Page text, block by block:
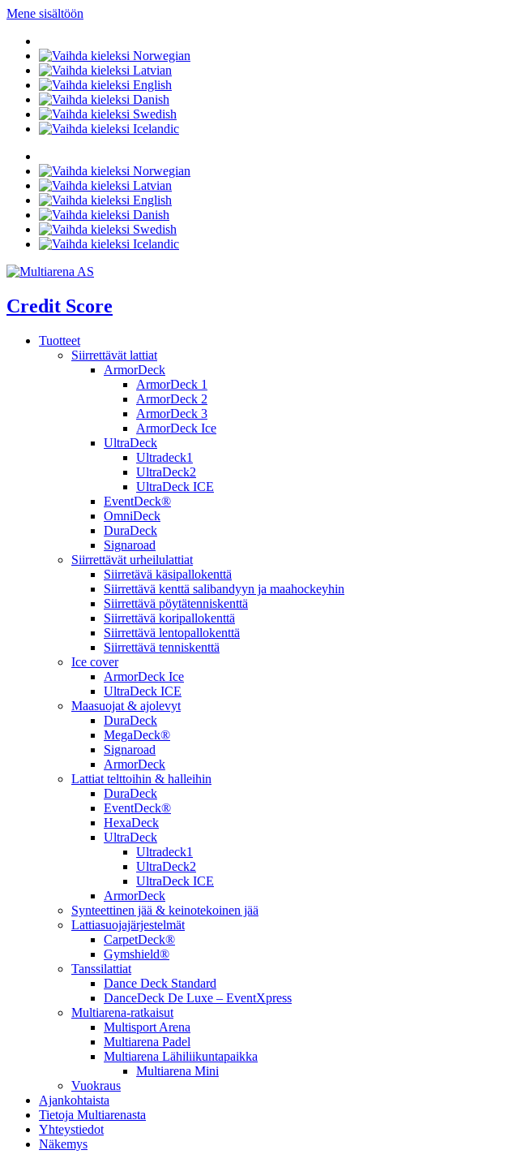
Mene sisältöön
Credit Score
Tuotteet
Siirrettävät lattiat
ArmorDeck
ArmorDeck 1
ArmorDeck 2
ArmorDeck 3
ArmorDeck Ice
UltraDeck
Ultradeck1
UltraDeck2
UltraDeck ICE
EventDeck®
OmniDeck
DuraDeck
Signaroad
Siirrettävät urheilulattiat
Siirretävä käsipallokenttä
Siirrettävä kenttä salibandyyn ja maahockeyhin
Siirrettävä pöytätenniskenttä
Siirrettävä koripallokenttä
Siirrettävä lentopallokenttä
Siirrettävä tenniskenttä
Ice cover
ArmorDeck Ice
UltraDeck ICE
Maasuojat & ajolevyt
DuraDeck
MegaDeck®
Signaroad
ArmorDeck
Lattiat telttoihin & halleihin
DuraDeck
EventDeck®
HexaDeck
UltraDeck
Ultradeck1
UltraDeck2
UltraDeck ICE
ArmorDeck
Synteettinen jää & keinotekoinen jää
Lattiasuojajärjestelmät
CarpetDeck®
Gymshield®
Tanssilattiat
Dance Deck Standard
DanceDeck De Luxe – EventXpress
Multiarena-ratkaisut
Multisport Arena
Multiarena Padel
Multiarena Lähiliikuntapaikka
Multiarena Mini
Vuokraus
Ajankohtaista
Tietoja Multiarenasta
Yhteystiedot
Näkemys